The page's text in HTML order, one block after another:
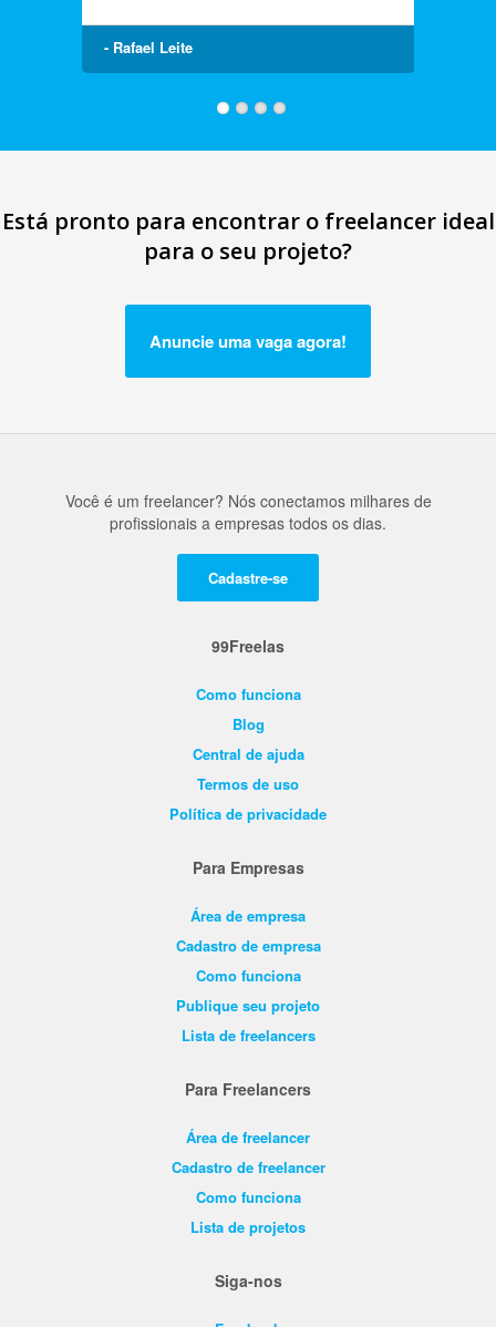
- Rafael Leite
Está pronto para encontrar o freelancer ideal
para o seu projeto?
Anuncie uma vaga agora!
Você é um freelancer? Nós conectamos milhares de
profissionais a empresas todos os dias.
Cadastre-se
99Freelas
Como funciona
Blog
Central de ajuda
Termos de uso
Política de privacidade
Para Empresas
Área de empresa
Cadastro de empresa
Como funciona
Publique seu projeto
Lista de freelancers
Para Freelancers
Área de freelancer
Cadastro de freelancer
Como funciona
Lista de projetos
Siga-nos